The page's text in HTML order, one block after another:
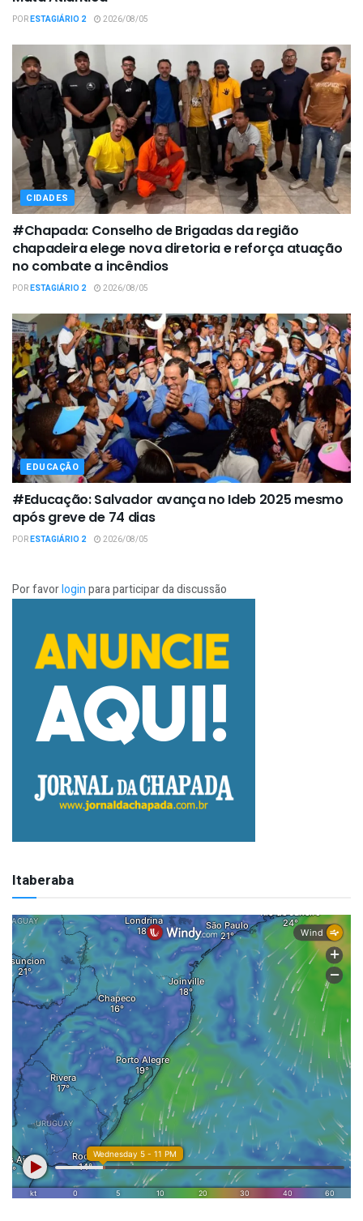
PORESTAGIÁRIO 2 2026/08/05
CIDADES
#Chapada: Conselho de Brigadas da região
chapadeira elege nova diretoria e reforça atuação
no combate a incêndios
PORESTAGIÁRIO 2 2026/08/05
EDUCAÇÃO
#Educação: Salvador avança no Ideb 2025 mesmo
após greve de 74 dias
PORESTAGIÁRIO 2 2026/08/05
Por favorloginpara participar da discussão
Itaberaba